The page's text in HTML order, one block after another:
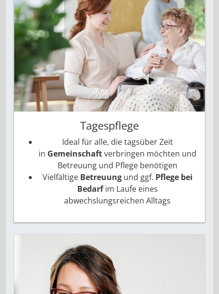
Tagespflege
Ideal für alle, die tagsüber Zeit
in Gemeinschaftverbringen möchten und
Betreuung und Pflege benötigen
Vielfältige Betreuung und ggf. Pflege bei
Bedarfim Laufe eines
abwechslungsreichen Alltags